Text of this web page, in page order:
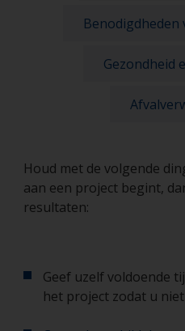
Gezondheid
Houd met de volgende
aan een project begint,
resultaten:
Geef uzelf voldoende
het project zodat u